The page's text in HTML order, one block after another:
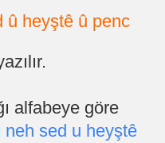
û heyştê û penc
alfabeye göre
neh sed u heyştê